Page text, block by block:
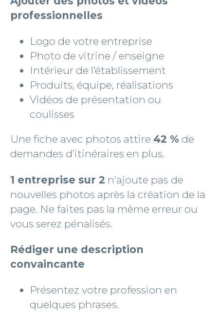
professionnelles
Logo de votre entreprise
Photo de vitrine / enseigne
Intérieur de l’établissement
Produits, équipe, réalisations
Vidéos de présentation ou
coulisses
Une fiche avec photos attire 42 % de
demandes d’itinéraires en plus.
1 entreprise sur 2 n’ajoute pas de
nouvelles photos après la création de la
page. Ne faites pas la même erreur ou
vous serez pénalisés.
Rédiger une description
convaincante
Présentez votre profession en
quelques phrases.